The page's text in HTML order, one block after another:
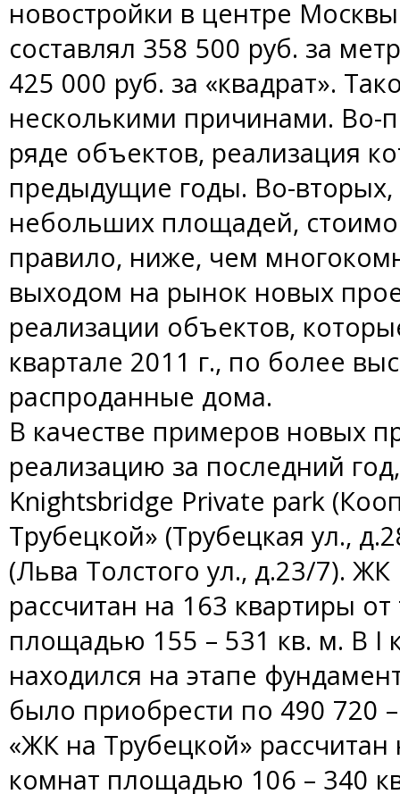
новостройки в центре
составлял 358 500 руб. за
425 000 руб. за «квадрат».
несколькими причинами.
ряде объектов, реализация
предыдущие годы. Во-вторых,
небольших площадей,
правило, ниже, чем
выходом на рынок новых
реализации объектов,
квартале 2011 г., по более
распроданные дома.
В качестве примеров новых
реализацию за последний
Knightsbridge Private park
Трубецкой» (Трубецкая ул.,
(Льва Толстого ул., д.23/7).
рассчитан на 163 квартиры
площадью 155 – 531 кв. м. В I
находился на этапе
было приобрести по 490 720
«ЖК на Трубецкой»
комнат площадью 106 – 340